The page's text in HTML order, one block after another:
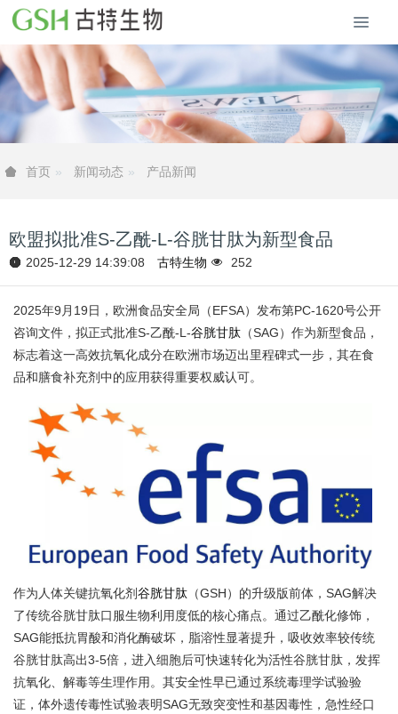
首页 新闻动态 产品新闻
欧盟拟批准S-乙酰-L-谷胱甘肽为新型食品
2025-12-29 14:39:08 古特生物 252
2025年9月19日，欧洲食品安全局（EFSA）发布第PC-1620号公开
咨询文件，拟正式批准S-乙酰-L-谷胱甘肽 （SAG）作为新型食品，
标志着这一高效抗氧化成分在欧洲市场迈出里程碑式一步，其在食
品和膳食补充剂中的应用获得重要权威认可。
作为人体关键抗氧化剂谷胱甘肽 （GSH）的升级版前体，SAG解决
了传统谷胱甘肽口服生物利用度低的核心痛点。通过乙酰化修饰，
SAG能抵抗胃酸和消化酶破坏，脂溶性显著提升，吸收效率较传统
谷胱甘肽高出3-5倍，进入细胞后可快速转化为活性谷胱甘肽，发挥
抗氧化、解毒等生理作用。其安全性早已通过系统毒理学试验验
证，体外遗传毒性试验表明SAG无致突变性和基因毒性，急性经口